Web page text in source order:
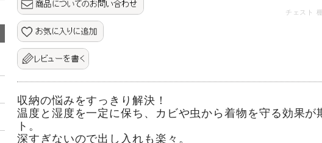
チェスト
収納の悩みをすっきり解決！
温度と湿度を一定に保ち、カビや虫から着物を守る効果が
ト。
深すぎないので出し入れも楽々。